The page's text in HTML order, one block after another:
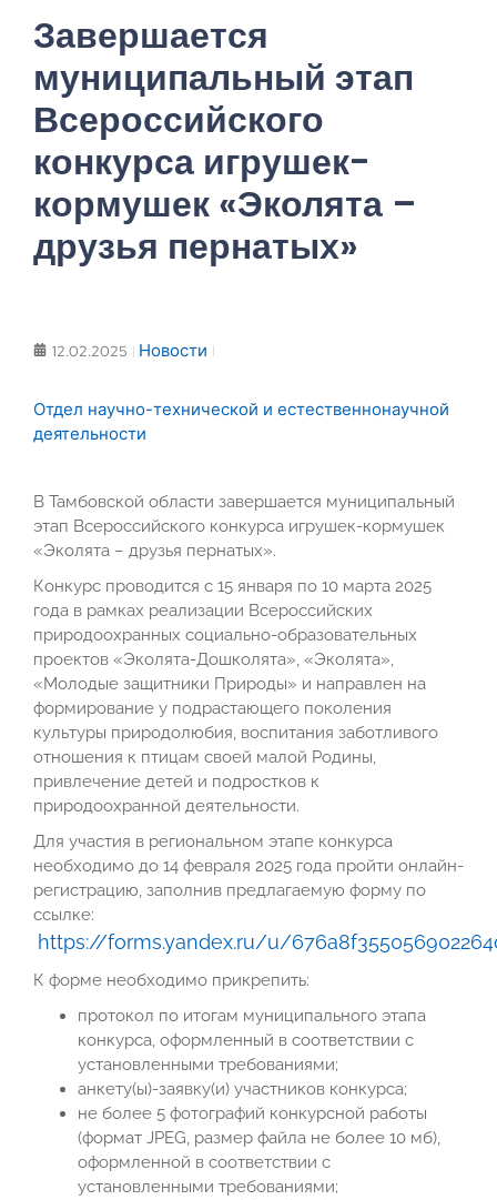
Завершается
муниципальный этап
Всероссийского
конкурса игрушек-
кормушек «Эколята –
друзья пернатых»
12.02.2025 Новости
Отдел научно-технической и естественнонаучной
деятельности
В Тамбовской области завершается муниципальный
этап Всероссийского конкурса игрушек-кормушек
«Эколята – друзья пернатых».
Конкурс проводится с 15 января по 10 марта 2025
года в рамках реализации Всероссийских
природоохранных социально-образовательных
проектов «Эколята-Дошколята», «Эколята»,
«Молодые защитники Природы» и направлен на
формирование у подрастающего поколения
культуры природолюбия, воспитания заботливого
отношения к птицам своей малой Родины,
привлечение детей и подростков к
природоохранной деятельности.
Для участия в региональном этапе конкурса
необходимо до 14 февраля 2025 года пройти онлайн-
регистрацию, заполнив предлагаемую форму по
ссылке:
https://forms.yandex.ru/u/
К форме необходимо прикрепить:
протокол по итогам муниципального этапа
конкурса, оформленный в соответствии с
установленными требованиями;
анкету(ы)-заявку(и) участников конкурса;
не более 5 фотографий конкурсной работы
(формат JPEG, размер файла не более 10 мб),
оформленной в соответствии с
установленными требованиями;